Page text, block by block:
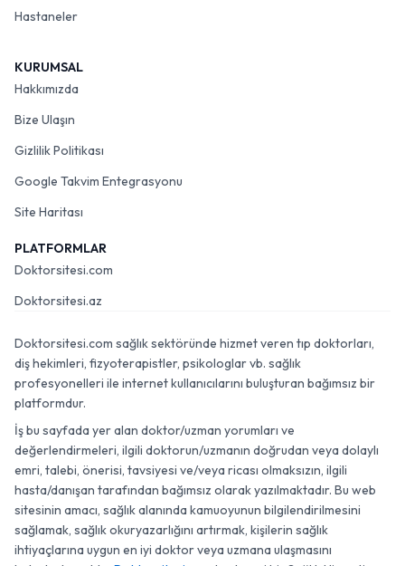
Hastaneler
KURUMSAL
Hakkımızda
Bize Ulaşın
Gizlilik Politikası
Google Takvim Entegrasyonu
Site Haritası
PLATFORMLAR
Doktorsitesi.com
Doktorsitesi.az
Doktorsitesi.com sağlık sektöründe hizmet veren tıp doktorları,
diş hekimleri, fizyoterapistler, psikologlar vb. sağlık
profesyonelleri ile internet kullanıcılarını buluşturan bağımsız bir
platformdur.
İş bu sayfada yer alan doktor/uzman yorumları ve
değerlendirmeleri, ilgili doktorun/uzmanın doğrudan veya dolaylı
emri, talebi, önerisi, tavsiyesi ve/veya ricası olmaksızın, ilgili
hasta/danışan tarafından bağımsız olarak yazılmaktadır. Bu web
sitesinin amacı, sağlık alanında kamuoyunun bilgilendirilmesini
sağlamak, sağlık okuryazarlığını artırmak, kişilerin sağlık
ihtiyaçlarına uygun en iyi doktor veya uzmana ulaşmasını